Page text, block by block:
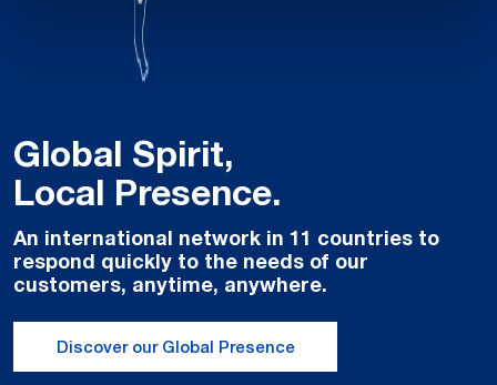
Global Spirit,
Local Presence.
An international network in 11 countries to
respond quickly to the needs of our
customers, anytime, anywhere.
Discover our Global Presence